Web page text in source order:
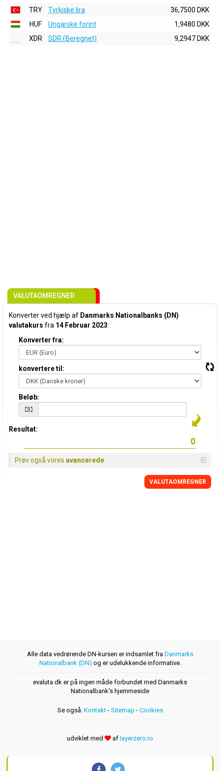
TRY
Tyrkiske lira
36,7500 DKK
HUF
Ungarske forint
1,9480 DKK
XDR
SDR (Beregnet) 9,2947 DKK
VALUTAOMREGNER
Konverter ved hjælp af Danmarks Nationalbanks (DN)
valutakurs fra 14 Februar 2023:
Konverter fra:
konvertere til:
Beløb:
Resultat:
Prøv også vores avancerede
VALUTAOMREGNER
Alle data vedrørende DN-kursen er indsamlet fra Danmarks
Nationalbank (DN) og er udelukkende informative.
evaluta.dk er på ingen måde forbundet med Danmarks
Nationalbank's hjemmeside
Se også: Kontakt- Sitemap - Cookies
udviklet med af layerzero.ro